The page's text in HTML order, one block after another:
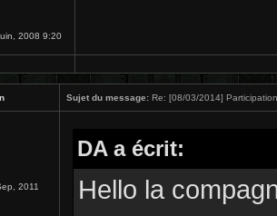
2008 9:20
Sujet du message: Re: [08/03/2014]
2011
DA a écrit:
Hello la